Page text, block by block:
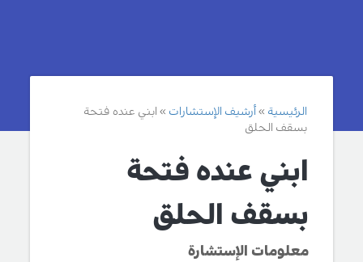
الرئيسية أرشيف الإستشارات
ابني عنده فتحة
بسقف الحلق
ابني عنده فتحة
بسقف الحلق
معلومات الإستشارة